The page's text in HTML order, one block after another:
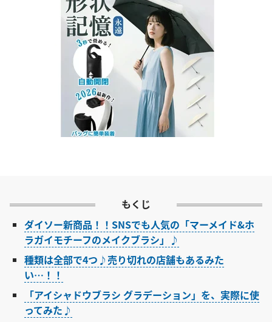
もくじ
ダイソー新商品！！SNSでも人気の「マーメイド&ホ
ラガイモチーフのメイクブラシ」♪
種類は全部で4つ♪売り切れの店舗もあるみた
い…！！
「アイシャドウブラシ グラデーション」を、実際に使
ってみた♪